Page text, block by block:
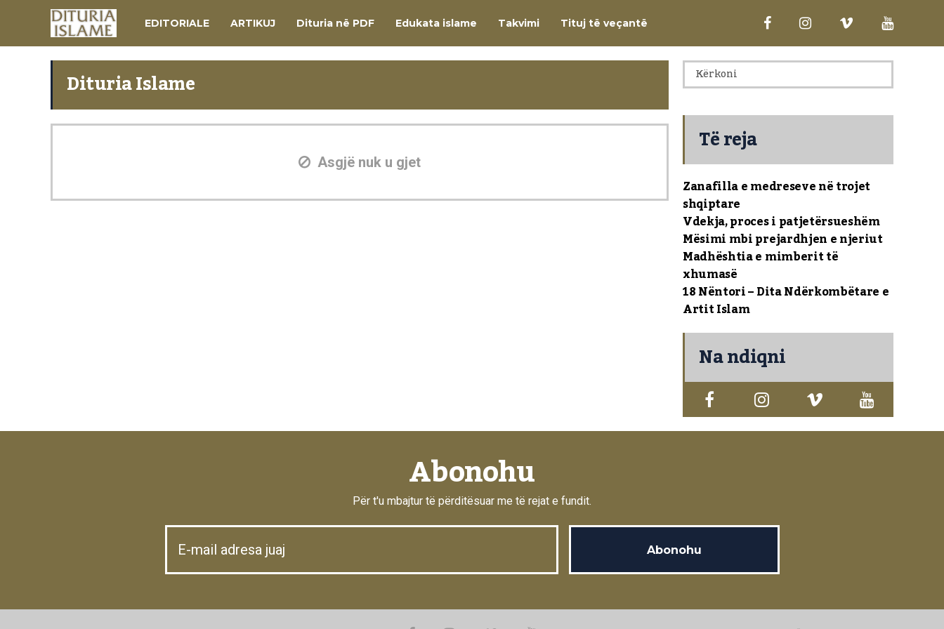
EDITORIALE ARTIKUJ Dituria në PDF Edukata islame Takvimi Tituj të veçantë
Dituria Islame
Asgjë nuk u gjet
Të reja
Zanafilla e medreseve në trojet
shqiptare
Vdekja, proces i patjetërsueshëm
Mësimi mbi prejardhjen e njeriut
Madhështia e mimberit të
xhumasë
18 Nëntori – Dita Ndërkombëtare e
Artit Islam
Na ndiqni
Abonohu
Për t'u mbajtur të përditësuar me të rejat e fundit.